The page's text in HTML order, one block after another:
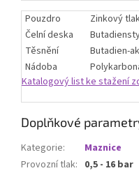
Pouzdro
Zinkový
Čelní deska
Těsnění
Butadien-
Nádoba
Katalogový list ke stažení
Doplňkové
Kategorie:
Maznice
Provozní tlak: 0,5 - 16 bar